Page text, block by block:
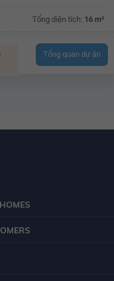
Tổng diện tích: 16 m²
Tổng quan dự án